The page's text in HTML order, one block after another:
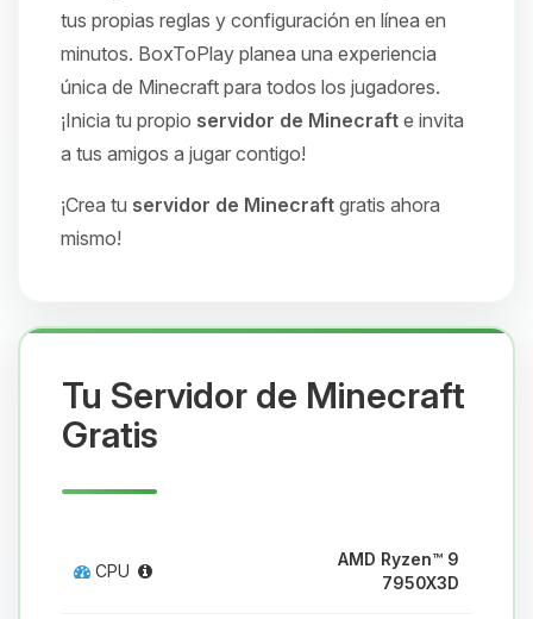
tus propias reglas y configuración en línea en
minutos. BoxToPlay planea una experiencia
única de Minecraft para todos los jugadores.
¡Inicia tu propio servidor de Minecraft e invita
a tus amigos a jugar contigo!
¡Crea tu servidor de Minecraft gratis ahora
mismo!
Tu Servidor de Minecraft
Gratis
CPU
AMD Ryzen™ 9
7950X3D